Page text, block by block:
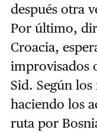
después otra
Por último,
Croacia,
improvisados
Sid. Según
haciendo los
ruta por